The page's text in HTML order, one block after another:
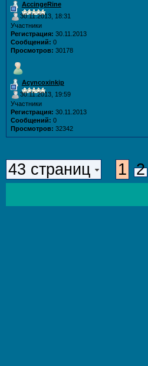
AccingeRine
30.11.2013, 18:31
Участники
Регистрация: 30.11.2013
Сообщений: 0
Просмотров: 30178
Acyncoxinkip
30.11.2013, 19:59
Участники
Регистрация: 30.11.2013
Сообщений: 0
Просмотров: 32342
43 страниц 1 2